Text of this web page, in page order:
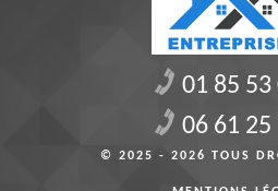
01 85 53
06 61 25
© 2025 - 2026 TOUS